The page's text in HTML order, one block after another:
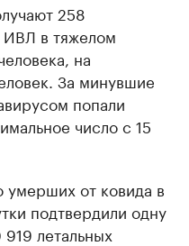
258
ИВЛ в тяжелом
на
За минувшие
попали
число с 15
умерших от ковида в
подтвердили одну
летальных